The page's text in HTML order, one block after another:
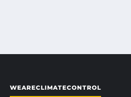
WEARECLIMATECONTROL